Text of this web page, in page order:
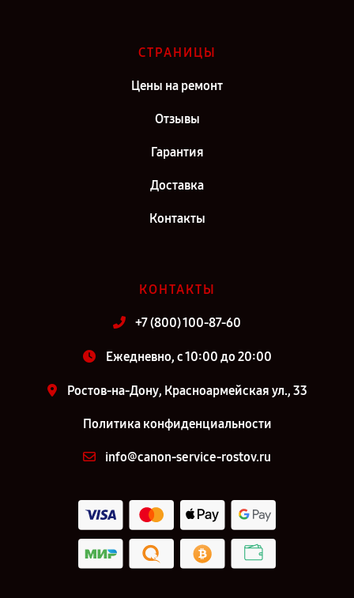
СТРАНИЦЫ
Цены на ремонт
Отзывы
Гарантия
Доставка
Контакты
КОНТАКТЫ
+7 (800) 100-87-60
Ежедневно, с 10:00 до 20:00
Ростов-на-Дону, Красноармейская ул., 33
Политика конфиденциальности
info@canon-service-rostov.ru